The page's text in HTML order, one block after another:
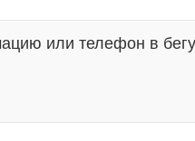
или телефон в